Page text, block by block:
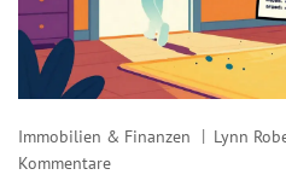
Immobilien & Finanzen Lynn
Kommentare